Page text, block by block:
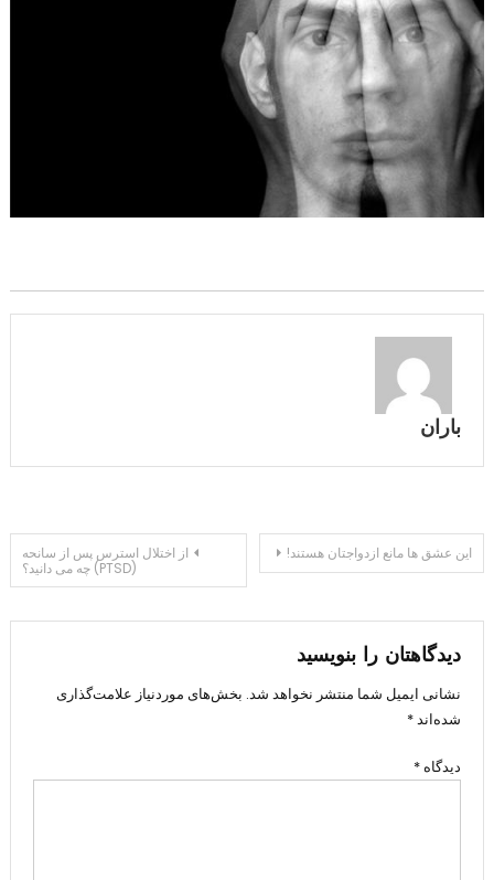
باران
راهبری
از اختلال استرس پس از سانحه
(PTSD) چه می دانید؟
این عشق ها مانع ازدواجتان هستند!
دیدگاهتان را بنویسید
نشانی ایمیل شما منتشر نخواهد شد. بخش‌های موردنیاز علامت‌گذاری
شده‌اند*
دیدگاه *